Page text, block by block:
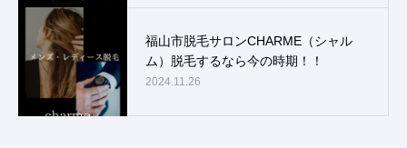
福山市脱毛サロンCHARME（シャル
ム）脱毛するなら今の時期！！
2024.11.26